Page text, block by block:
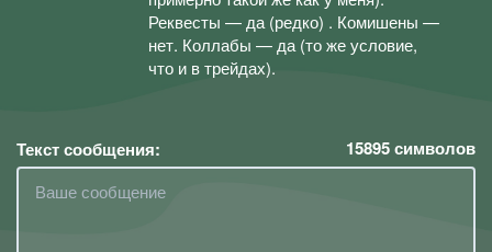
Реквесты — да (редко) . Комишены —
нет. Коллабы — да (то же условие,
что и в трейдах).
Текст сообщения: 15895символов